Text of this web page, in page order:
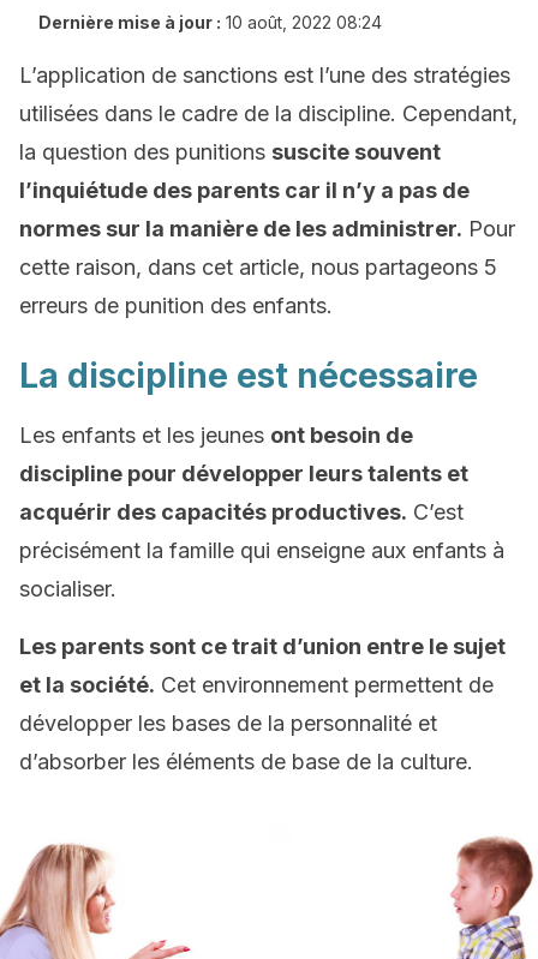
Dernière mise à jour : 10 août, 2022 08:24
L’application de sanctions est l’une des stratégies
utilisées dans le cadre de la discipline. Cependant,
la question des punitions suscite souvent
l’inquiétude des parents car il n’y a pas de
normes sur la manière de les administrer. Pour
cette raison, dans cet article, nous partageons 5
erreurs de punition des enfants.
La discipline est nécessaire
Les enfants et les jeunes ont besoin de
discipline pour développer leurs talents et
acquérir des capacités productives. C’est
précisément la famille qui enseigne aux enfants à
socialiser.
Les parents sont ce trait d’union entre le sujet
et la société. Cet environnement permettent de
développer les bases de la personnalité et
d’absorber les éléments de base de la culture.